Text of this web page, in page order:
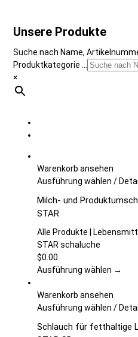
Unsere Produkte
Suche nach Name,
Produktkategorie ...
×
Warenkorb ansehen
Ausführung wählen
weist
der
/
Milch- und
STAR
Alle Produkte |
STAR schaluche
$0.00
Ausführung wählen →
Warenkorb ansehen
Ausführung wählen
weist
/
Schlauch für fetthaltige